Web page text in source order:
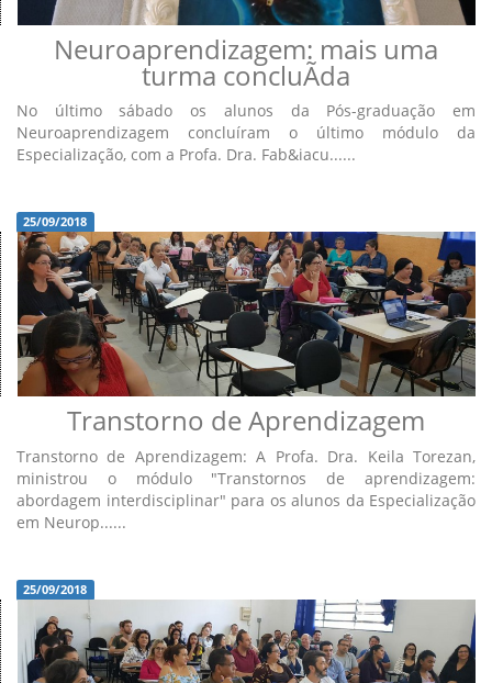
Neuroaprendizagem: mais uma
turma concluÃ­da
No último sábado os alunos da Pós-graduação em
Neuroaprendizagem concluíram o último módulo da
Especialização, com a Profa. Dra. Fab&iacu......
25/09/2018
Transtorno de Aprendizagem
Transtorno de Aprendizagem: A Profa. Dra. Keila Torezan,
ministrou o módulo "Transtornos de aprendizagem:
abordagem interdisciplinar" para os alunos da Especialização
em Neurop......
25/09/2018